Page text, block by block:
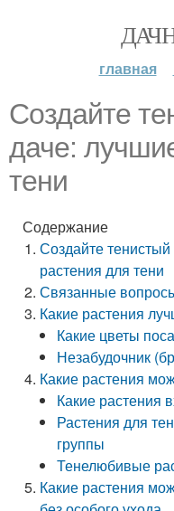
главная
Создайте
даче:
тени
Содержание
Создайте
растения для тени
Связанные
Какие растения
Какие цветы
Незабудочник
Какие растения
Какие растения
Растения для
группы
Тенелюбивые
Какие растения